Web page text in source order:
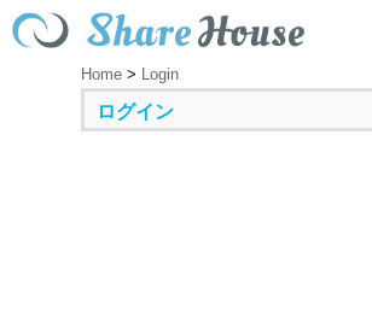
Home > Login
ログイン